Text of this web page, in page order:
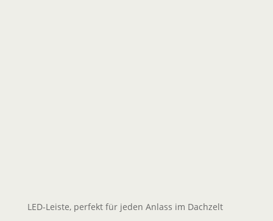
LED-Leiste, perfekt für jeden Anlass im Dachzelt